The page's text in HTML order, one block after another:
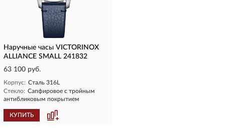
Наручные часы VICTORINOX
ALLIANCE SMALL 241832
63 100 руб.
Корпус: Сталь 316L
Стекло: Сапфировое с тройным
антибликовым покрытием
КУПИТЬ